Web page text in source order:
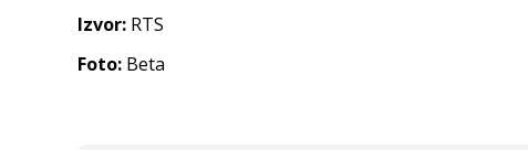
Izvor: RTS
Foto: Beta